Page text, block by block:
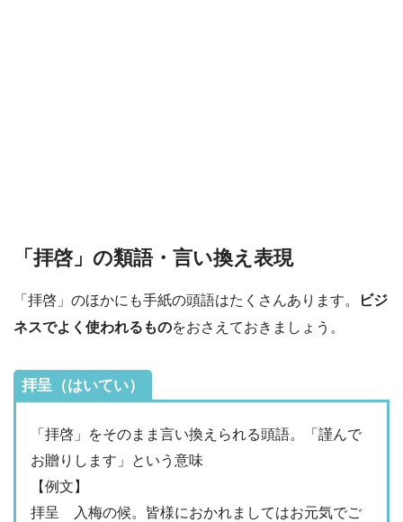
「拝啓」の類語・言い換え表現
「拝啓」のほかにも手紙の頭語はたくさんあります。
ビジ
ネスでよく使われるものをおさえておきましょう。
拝呈（はいてい）
「拝啓」をそのまま言い換えられる頭語。「謹んで
お贈りします」という意味
【例文】
拝呈 入梅の候。皆様におかれましてはお元気でご